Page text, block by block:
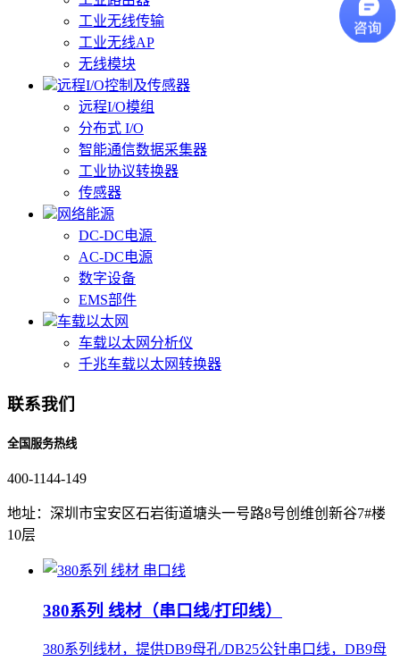
工业无线传输
工业无线AP
无线模块
远程I/O控制及传感器
远程I/O模组
分布式 I/O
智能通信数据采集器
工业协议转换器
传感器
网络能源
DC-DC电源
AC-DC电源
数字设备
EMS部件
车载以太网
车载以太网分析仪
千兆车载以太网转换器
联系我们
全国服务热线
400-1144-149
地址：深圳市宝安区石岩街道塘头一号路8号创维创新谷7#楼
10层
380系列 线材（串口线/打印线）
380系列线材，提供DB9母孔/DB25公针串口线，DB9母